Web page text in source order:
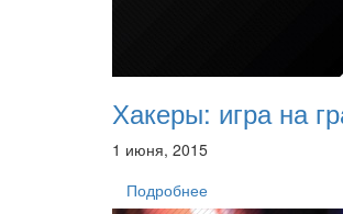
Хакеры: игра на
1 июня, 2015
Подробнее